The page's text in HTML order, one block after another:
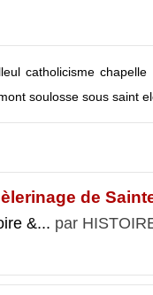
catholicisme chapelle
soulosse sous saint
de
&... par